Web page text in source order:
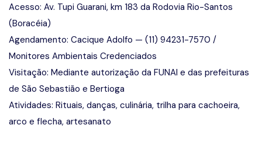
Acesso: Av. Tupi Guarani, km 183 da Rodovia Rio-Santos
(Boracéia)
Agendamento: Cacique Adolfo — (11) 94231-7570 /
Monitores Ambientais Credenciados
Visitação: Mediante autorização da FUNAI e das prefeituras
de São Sebastião e Bertioga
Atividades: Rituais, danças, culinária, trilha para cachoeira,
arco e flecha, artesanato